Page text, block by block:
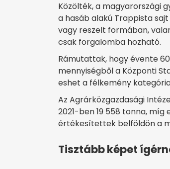
Közölték, a magyarországi
a hasáb alakú Trappista
vagy reszelt formában,
csak forgalomba hozható.
Rámutattak, hogy évente
mennyiségből a Központi
eshet a félkemény
Az Agrárközgazdasági
2021-ben 19 558 tonna, míg
értékesítettek belföldön a
Tisztább képet